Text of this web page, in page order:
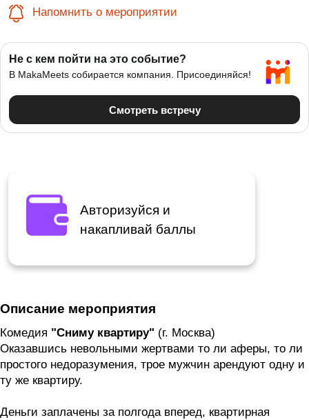
Напомнить о мероприятии
Авторизуйся и
накапливай баллы
Описание мероприятия
Комедия "Сниму квартиру" (г. Москва)
Оказавшись невольными жертвами то ли аферы, то ли
простого недоразумения, трое мужчин арендуют одну и
ту же квартиру.
Деньги заплачены за полгода вперед, квартирная